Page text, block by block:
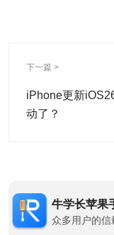
下一篇 >
iPhone更新
动了？
牛学长苹果
众多用户的信